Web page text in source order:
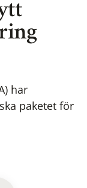
har
paketet för